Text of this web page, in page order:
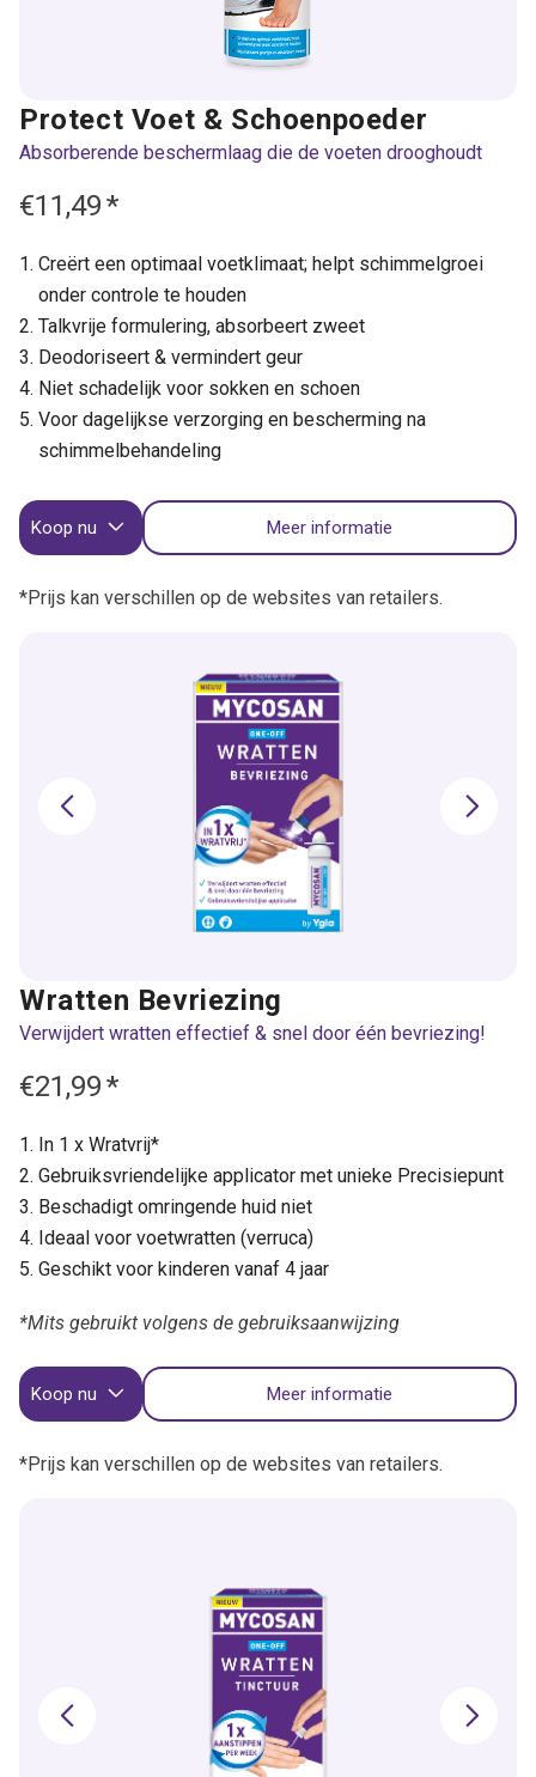
Protect Voet & Schoenpoeder
Absorberende beschermlaag die de voeten drooghoudt
€11,49*
Creërt een optimaal voetklimaat; helpt schimmelgroei
onder controle te houden
Talkvrije formulering, absorbeert zweet
Deodoriseert & vermindert geur
Niet schadelijk voor sokken en schoen
Voor dagelijkse verzorging en bescherming na
schimmelbehandeling
Koop nu Meer informatie
*Prijs kan verschillen op de websites van retailers.
Wratten Bevriezing
Verwijdert wratten effectief & snel door één bevriezing!
€21,99*
In 1 x Wratvrij*
Gebruiksvriendelijke applicator met unieke Precisiepunt
Beschadigt omringende huid niet
Ideaal voor voetwratten (verruca)
Geschikt voor kinderen vanaf 4 jaar
*Mits gebruikt volgens de gebruiksaanwijzing
Koop nu Meer informatie
*Prijs kan verschillen op de websites van retailers.